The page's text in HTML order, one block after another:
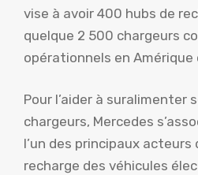
vise à avoir 400 hubs de
quelque 2 500 chargeurs
opérationnels en Amérique
Pour l’aider à suralimenter
chargeurs, Mercedes
l’un des principaux acteurs
recharge des véhicules